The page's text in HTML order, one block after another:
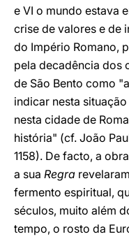
e VI o mundo estava
crise de valores e de
do Império Romano,
pela decadência dos
de São Bento como
indicar nesta
nesta cidade de
história" (cf. João
1158). De facto, a
a sua Regra
fermento espiritual,
séculos, muito além
tempo, o rosto da